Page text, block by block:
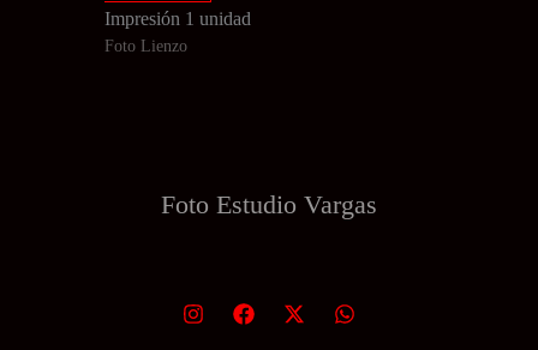
Impresión 1 unidad
Foto Lienzo
Foto Estudio Vargas